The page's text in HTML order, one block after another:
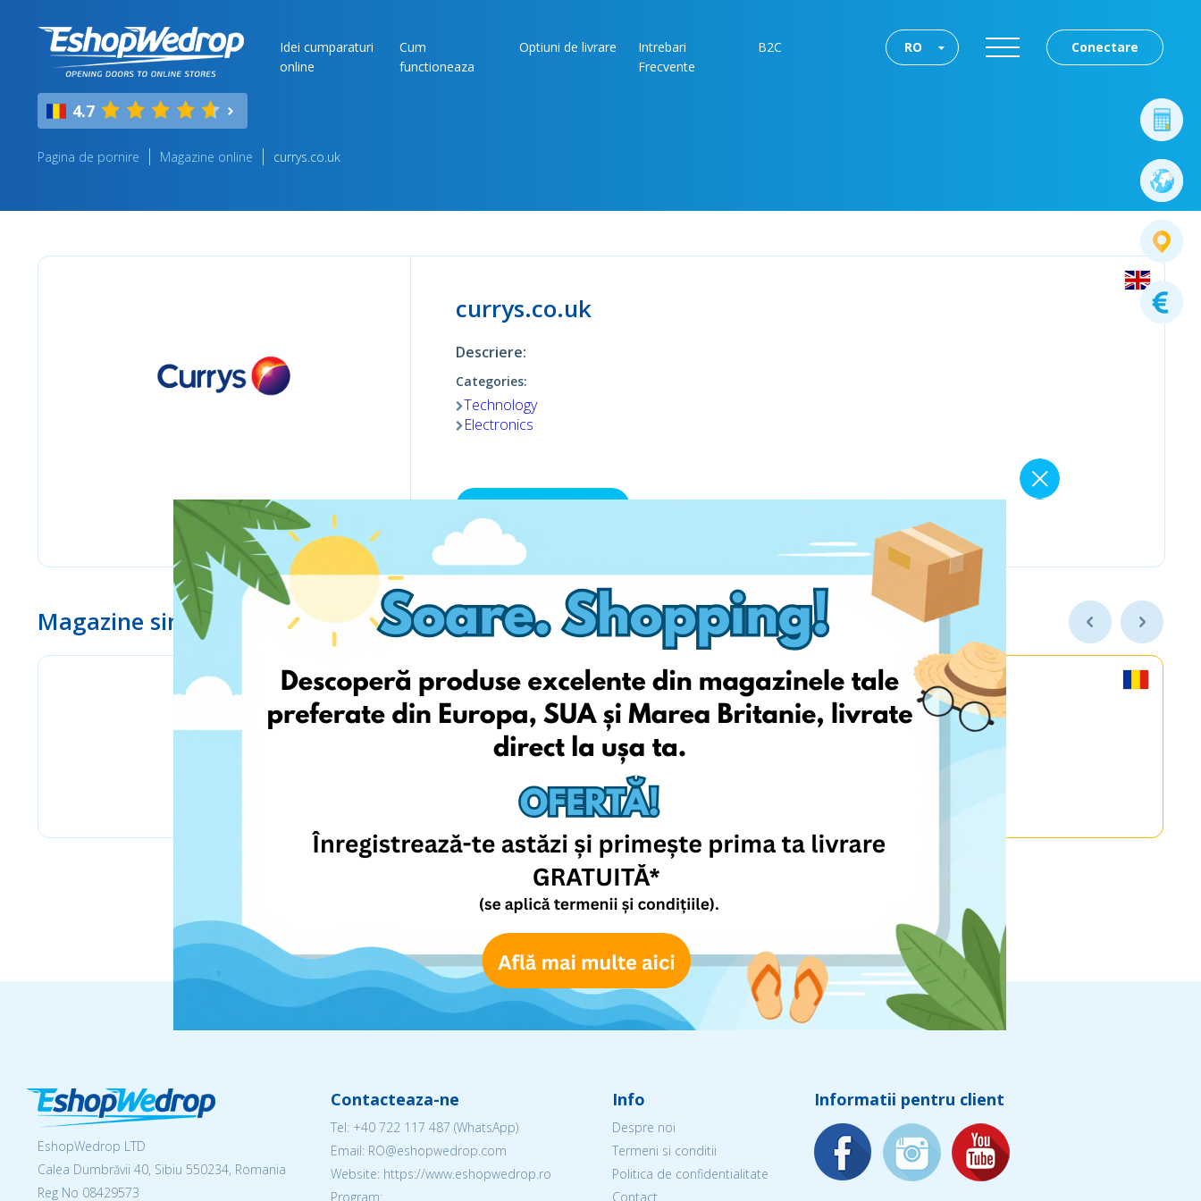
Idei cumparaturi
online
Cum
functioneaza
Optiuni de livrare
Intrebari
Frecvente
B2C Conectare
RO
4.7
Pagina de pornire Magazine online currys.co.uk
currys.co.uk
Descriere:
Categories:
Technology
Electronics
Magazine similare
EshopWedrop LTD
Calea Dumbrăvii 40, Sibiu 550234, Romania
Reg No 08429573
Contacteaza-ne
Tel: +40 722 117 487 (WhatsApp)
Email: RO@eshopwedrop.com
Website: https://www.eshopwedrop.ro
Program:
Info
Despre noi
Termeni si conditii
Politica de confidentialitate
Contact
Informatii pentru client